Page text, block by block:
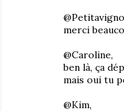
merci
@Caroline,
ben là, ça
mais oui tu
@Kim,